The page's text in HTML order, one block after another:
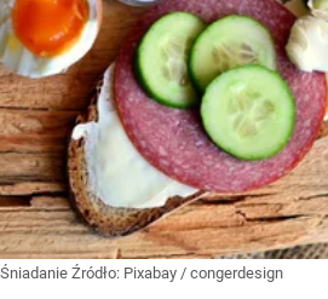
Śniadanie Źródło: Pixabay / congerdesign